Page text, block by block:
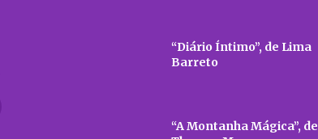
“Diário Íntimo”, de Lima
Barreto
“A Montanha Mágica”, de